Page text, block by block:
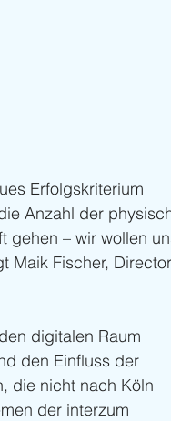
Erfolgskriterium
Anzahl der
gehen – wir wollen
Maik Fischer, Director
digitalen Raum
den Einfluss der
die nicht nach Köln
der interzum